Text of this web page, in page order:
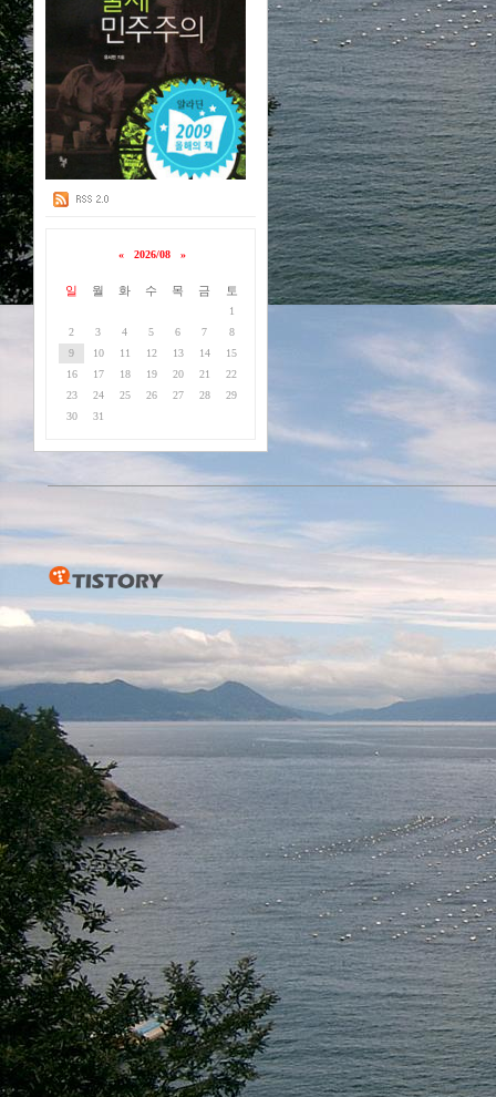
« 2026/08 »
일 월 화 수 목 금 토
1
2
3 4 5 6 7
8
9
10 11 12 13 14
15
16
17 18 19 20 21
22
23
24 25 26 27 28
29
30
31